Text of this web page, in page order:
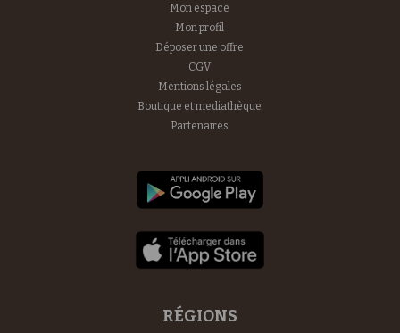
Mon espace
Mon profil
Déposer une offre
CGV
Mentions légales
Boutique et mediathèque
Partenaires
RÉGIONS